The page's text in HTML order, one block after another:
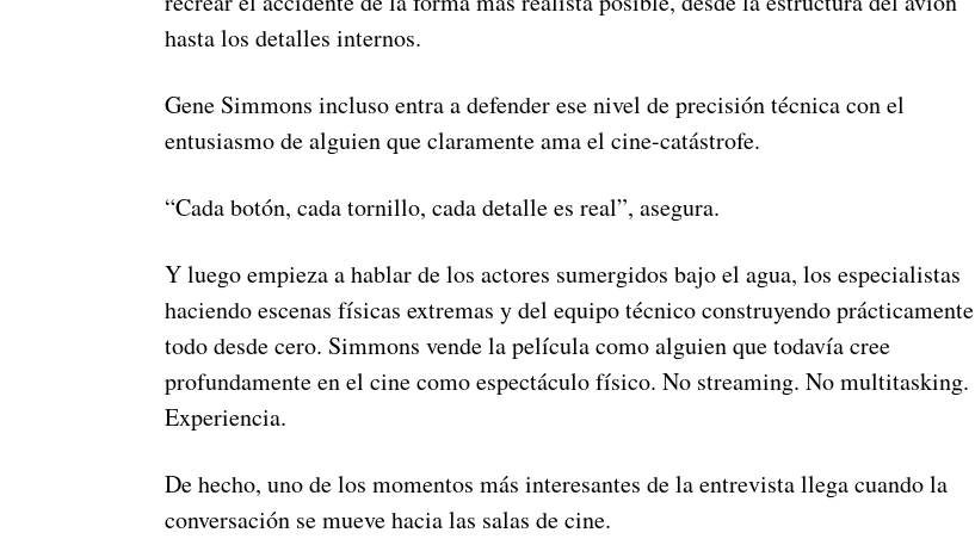
hasta los detalles internos.
Gene Simmons incluso entra a defender ese nivel de precisión técnica con el
entusiasmo de alguien que claramente ama el cine-catástrofe.
“Cada botón, cada tornillo, cada detalle es real”, asegura.
Y luego empieza a hablar de los actores sumergidos bajo el agua, los especialistas
haciendo escenas físicas extremas y del equipo técnico construyendo prácticamente
todo desde cero. Simmons vende la película como alguien que todavía cree
profundamente en el cine como espectáculo físico. No streaming. No multitasking.
Experiencia.
De hecho, uno de los momentos más interesantes de la entrevista llega cuando la
conversación se mueve hacia las salas de cine.